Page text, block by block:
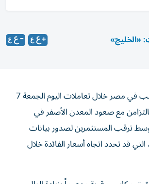
«الخليج»
2026، بالتزامن مع صعود المعدن الأصفر في
ترقب المستثمرين لصدور بيانات
قد تحدد اتجاه أسعار الفائدة خلال
مكاسب قوية مدعوماً بزيادة الطلب